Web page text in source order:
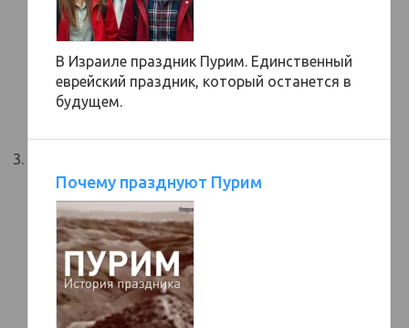
В Израиле праздник Пурим. Единственный
еврейский праздник, который останется в
будущем.
Почему празднуют Пурим